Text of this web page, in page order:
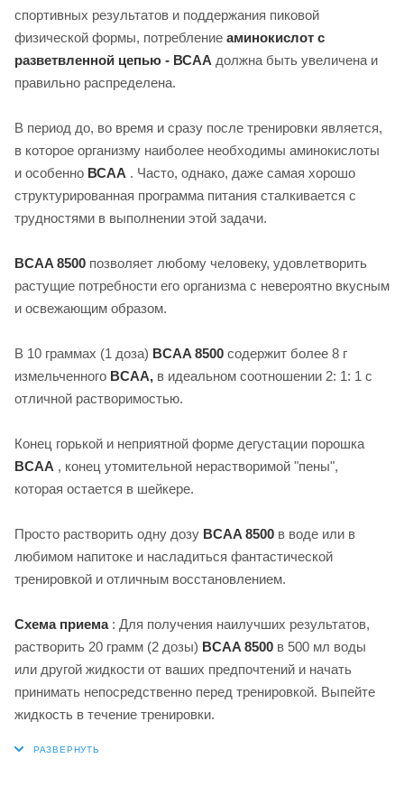
спортивных результатов и поддержания пиковой
физической формы, потребление аминокислот с
разветвленной цепью - ВСАА должна быть увеличена и
правильно распределена.
В период до, во время и сразу после тренировки является,
в которое организму наиболее необходимы аминокислоты
и особенно ВСАА . Часто, однако, даже самая хорошо
структурированная программа питания сталкивается с
трудностями в выполнении этой задачи.
BCAA 8500 позволяет любому человеку, удовлетворить
растущие потребности его организма с невероятно вкусным
и освежающим образом.
В 10 граммах (1 доза) BCAA 8500 содержит более 8 г
измельченного BCAA, в идеальном соотношении 2: 1: 1 с
отличной растворимостью.
Конец горькой и неприятной форме дегустации порошка
BCAA , конец утомительной нерастворимой "пены",
которая остается в шейкере.
Просто растворить одну дозу BCAA 8500 в воде или в
любимом напитоке и насладиться фантастической
тренировкой и отличным восстановлением.
Схема приема: Для получения наилучших результатов,
растворить 20 грамм (2 дозы) BCAA 8500 в 500 мл воды
или другой жидкости от ваших предпочтений и начать
принимать непосредственно перед тренировкой. Выпейте
жидкость в течение тренировки.